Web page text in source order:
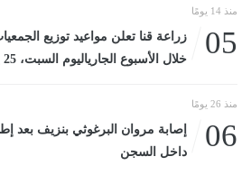
منذ 14 يومًا
05
زراعة قنا تعلن مواعيد توزيع
خلال الأسبوع الجارياليوم السبت، 25 يوليو 2026 04:00 مـ
منذ 26 يومًا
06
إصابة مروان البرغوثي بنزيف بعد
داخل السجن